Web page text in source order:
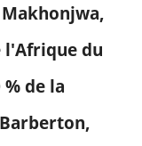
l'Afrique du
de la